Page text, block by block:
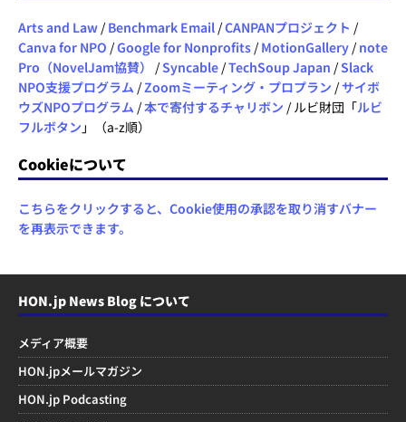
Arts and Law / Benchmark Email /CANPANプロジェクト /
Canva for NPO /Google for Nonprofits / MotionGallery / note
Pro（NovelJam協賛）
/Syncable /TechSoup Japan /Slack
NPO支援プログラム /Zoomミーティング・プロプラン /サイボ
ウズNPOプログラム /本で寄付するチャリボン / ルビ財団「ルビ
フルボタン 」（a-z順）
Cookieについて
こちらをクリックすると、Cookie使用の承認を取り消すバナー
を再表示できます。
HON.jp News Blog について
メディア概要
HON.jpメールマガジン
HON.jp Podcasting